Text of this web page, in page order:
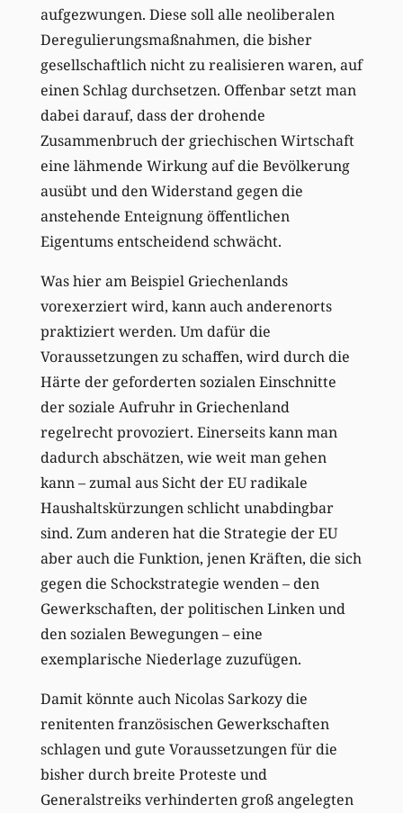
aufgezwungen. Diese soll alle neoliberalen
Deregulierungsmaßnahmen, die bisher
gesellschaftlich nicht zu realisieren waren, auf
einen Schlag durchsetzen. Offenbar setzt man
dabei darauf, dass der drohende
Zusammenbruch der griechischen Wirtschaft
eine lähmende Wirkung auf die Bevölkerung
ausübt und den Widerstand gegen die
anstehende Enteignung öffentlichen
Eigentums entscheidend schwächt.
Was hier am Beispiel Griechenlands
vorexerziert wird, kann auch anderenorts
praktiziert werden. Um dafür die
Voraussetzungen zu schaffen, wird durch die
Härte der geforderten sozialen Einschnitte
der soziale Aufruhr in Griechenland
regelrecht provoziert. Einerseits kann man
dadurch abschätzen, wie weit man gehen
kann – zumal aus Sicht der EU radikale
Haushaltskürzungen schlicht unabdingbar
sind. Zum anderen hat die Strategie der EU
aber auch die Funktion, jenen Kräften, die sich
gegen die Schockstrategie wenden – den
Gewerkschaften, der politischen Linken und
den sozialen Bewegungen – eine
exemplarische Niederlage zuzufügen.
Damit könnte auch Nicolas Sarkozy die
renitenten französischen Gewerkschaften
schlagen und gute Voraussetzungen für die
bisher durch breite Proteste und
Generalstreiks verhinderten groß angelegten